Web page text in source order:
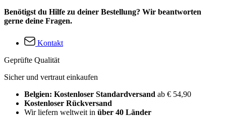
Benötigst du Hilfe zu deiner Bestellung? Wir beantworten
gerne deine Fragen.
Kontakt
Geprüfte Qualität
Sicher und vertraut einkaufen
Belgien: Kostenloser Standardversand ab € 54,90
Kostenloser Rückversand
Wir liefern weltweit in über 40 Länder